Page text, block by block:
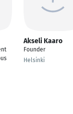
Akseli Kaaro
Founder
Helsinki